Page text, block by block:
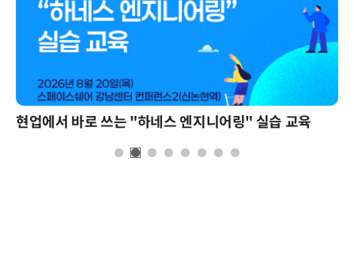
현업에서 바로 쓰는 "하네스 엔지니어링" 실습 교육